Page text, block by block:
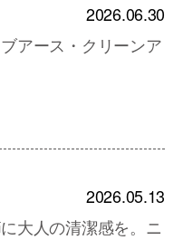
2026.06.30
アース・クリーンア
2026.05.13
大人の清潔感を。ニ